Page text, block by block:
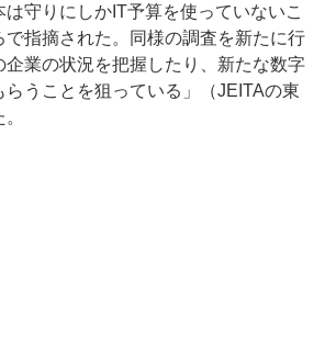
は守りにしかIT予算を使っていないこ
で指摘された。同様の調査を新たに行
企業の状況を把握したり、新たな数字
らうことを狙っている」（JEITAの東